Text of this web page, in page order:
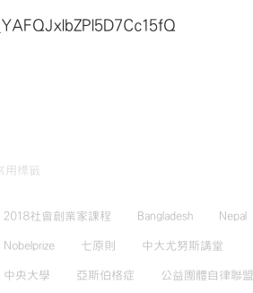
用標籤
2018社會創業家課程 Bangladesh Nepal
Nobelprize 七原則 中大尤努斯講堂
中央大學 亞斯伯格症 公益團體自律聯盟